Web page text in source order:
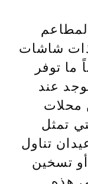
ذات شاشات
ما توفر
عند
محلات
تمثل
تناول
أو تسخين
هذه